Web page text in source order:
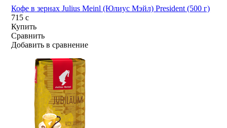
Кофе в зернах Julius Meinl (Юлиус Мэйл) President (500 г)
715c
Купить
Сравнить
Добавить в сравнение